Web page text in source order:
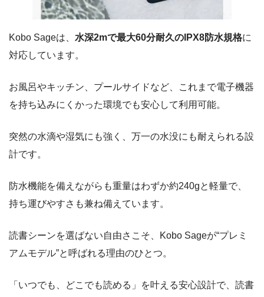
Kobo Sageは、 水深2mで最大60分耐久のIPX8防水規格に
対応しています。
お風呂やキッチン、プールサイドなど、これまで電子機器
を持ち込みにくかった環境でも安心して利用可能。
突然の水滴や湿気にも強く、万一の水没にも耐えられる設
計です。
防水機能を備えながらも重量はわずか約240gと軽量で、
持ち運びやすさも兼ね備えています。
読書シーンを選ばない自由さこそ、Kobo Sageが“プレミ
アムモデル”と呼ばれる理由のひとつ。
「いつでも、どこでも読める」を叶える安心設計で、読書